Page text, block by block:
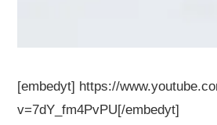
[embedyt] https://
v=7dY_fm4PvPU[/embedyt]